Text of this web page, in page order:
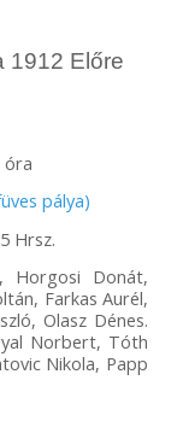
1912 Előre
óra
pálya)
Hrsz.
Horgosi Donát,
Farkas Aurél,
Olasz Dénes.
Norbert, Tóth
Nikola, Papp